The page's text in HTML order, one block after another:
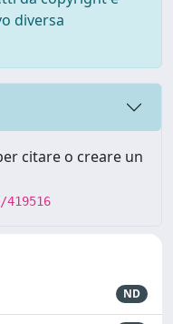
diversa
citare o creare un
ND